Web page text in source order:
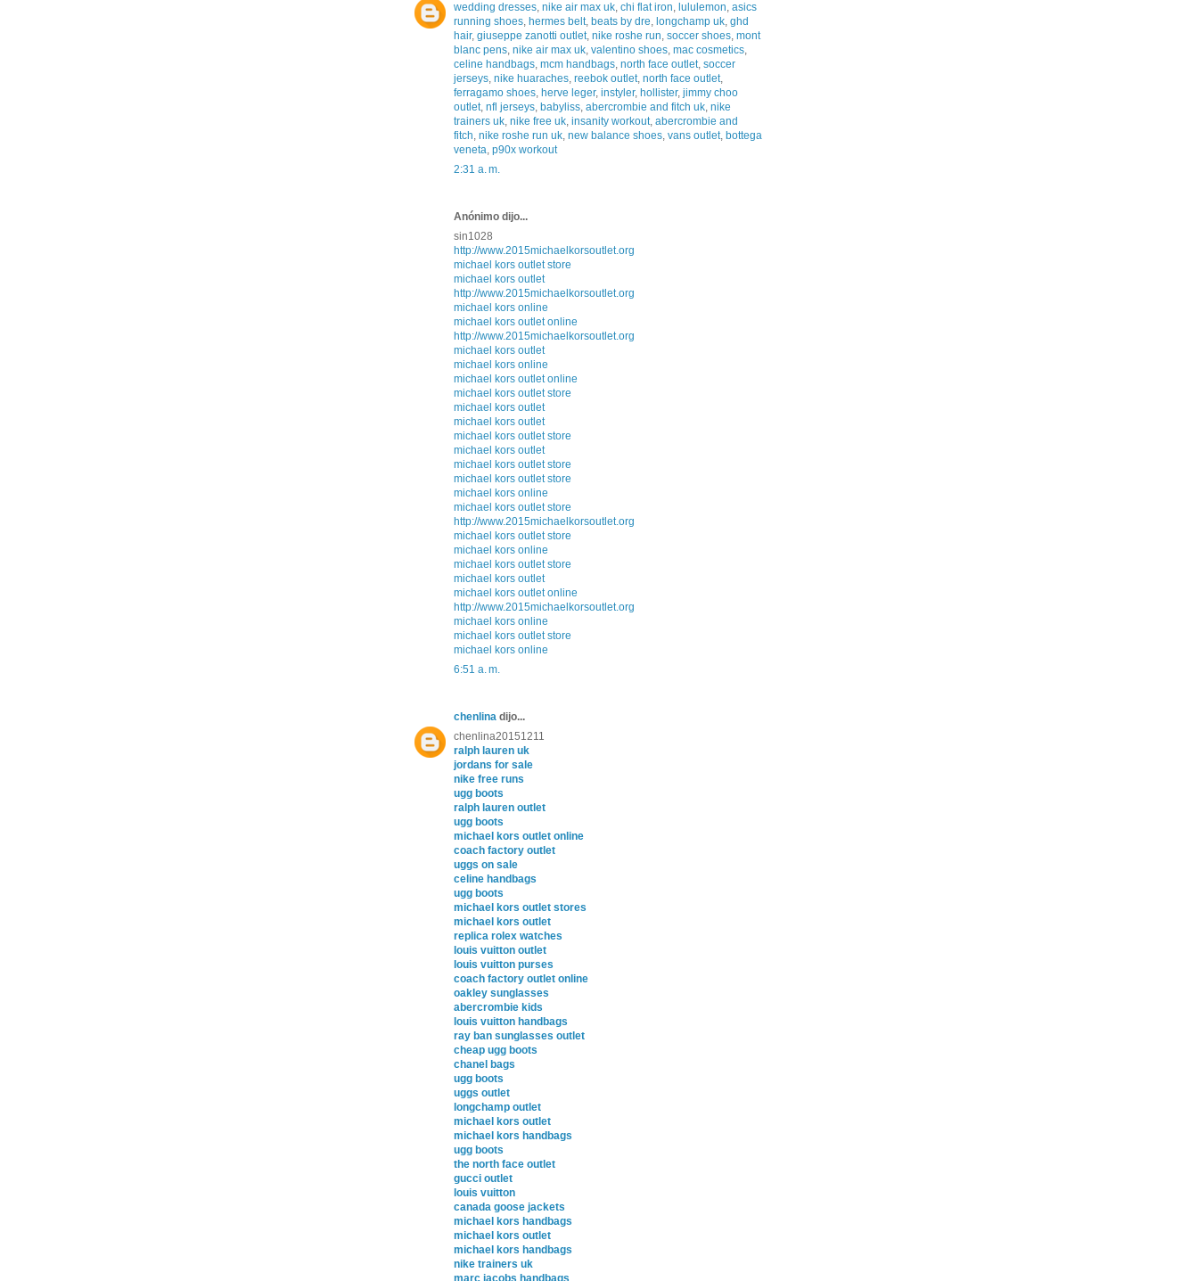
wedding dresses, nike air max uk, chi flat iron, lululemon, asics
running shoes, hermes belt, beats by dre, longchamp uk, ghd
hair, giuseppe zanotti outlet, nike roshe run, soccer shoes, mont
blanc pens, nike air max uk, valentino shoes, mac cosmetics,
celine handbags, mcm handbags, north face outlet, soccer
jerseys, nike huaraches, reebok outlet, north face outlet,
ferragamo shoes, herve leger, instyler, hollister, jimmy choo
outlet, nfl jerseys, babyliss, abercrombie and fitch uk, nike
trainers uk, nike free uk, insanity workout, abercrombie and
fitch, nike roshe run uk, new balance shoes, vans outlet, bottega
veneta, p90x workout
2:31 a. m.
Anónimo dijo...
sin1028
http://www.2015michaelkorsoutlet.org
michael kors outlet store
michael kors outlet
http://www.2015michaelkorsoutlet.org
michael kors online
michael kors outlet online
http://www.2015michaelkorsoutlet.org
michael kors outlet
michael kors online
michael kors outlet online
michael kors outlet store
michael kors outlet
michael kors outlet
michael kors outlet store
michael kors outlet
michael kors outlet store
michael kors outlet store
michael kors online
michael kors outlet store
http://www.2015michaelkorsoutlet.org
michael kors outlet store
michael kors online
michael kors outlet store
michael kors outlet
michael kors outlet online
http://www.2015michaelkorsoutlet.org
michael kors online
michael kors outlet store
michael kors online
6:51 a. m.
chenlina dijo...
chenlina20151211
ralph lauren uk
jordans for sale
nike free runs
ugg boots
ralph lauren outlet
ugg boots
michael kors outlet online
coach factory outlet
uggs on sale
celine handbags
ugg boots
michael kors outlet stores
michael kors outlet
replica rolex watches
louis vuitton outlet
louis vuitton purses
coach factory outlet online
oakley sunglasses
abercrombie kids
louis vuitton handbags
ray ban sunglasses outlet
cheap ugg boots
chanel bags
ugg boots
uggs outlet
longchamp outlet
michael kors outlet
michael kors handbags
ugg boots
the north face outlet
gucci outlet
louis vuitton
canada goose jackets
michael kors handbags
michael kors outlet
michael kors handbags
nike trainers uk
marc jacobs handbags